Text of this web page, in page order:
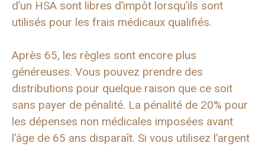
d’un HSA sont libres d’impôt lorsqu’ils sont
utilisés pour les frais médicaux qualifiés.
Après 65, les règles sont encore plus
généreuses. Vous pouvez prendre des
distributions pour quelque raison que ce soit
sans payer de pénalité. La pénalité de 20% pour
les dépenses non médicales imposées avant
l’âge de 65 ans disparaît. Si vous utilisez l’argent